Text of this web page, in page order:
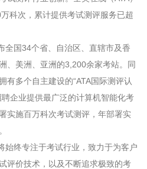
万科次，累计提供考试测评服务已超
全国34个省、自治区、直辖市及香
、美洲、亚洲的3,200余家考站。同
有多个自主建设的“ATA国际测评认
企业提供最广泛的计算机智能化考
实施百万科次考试测评，年部署实
始终专注于考试行业，致力于为客户
评价技术，以及不断追求极致的考